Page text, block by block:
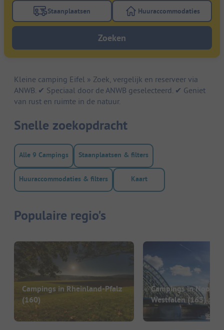
Gebruik de filterknop staanplaatsen om te zoeken
Staanplaatsen Gebruik de
Huuraccommodaties
Zoeken
Kleine camping Eifel » Zoek, vergelijk en reserveer via
ANWB. ✔ Speciaal door de ANWB geselecteerd. ✔ Geniet
van rust en ruimte in de natuur.
Snelle zoekopdracht
Alle 9 Campings Staanplaatsen & filters
Huuraccommodaties & filters Kaart
Populaire regio's
Campings in Rheinland-Pfalz
(160)
Campings in
Westfalen(163)